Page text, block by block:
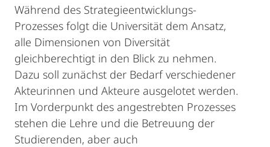
Während des Strategieentwicklungs-
Prozesses folgt die Universität dem Ansatz,
alle Dimensionen von Diversität
gleichberechtigt in den Blick zu nehmen.
Dazu soll zunächst der Bedarf verschiedener
Akteurinnen und Akteure ausgelotet werden.
Im Vorderpunkt des angestrebten Prozesses
stehen die Lehre und die Betreuung der
Studierenden, aber auch